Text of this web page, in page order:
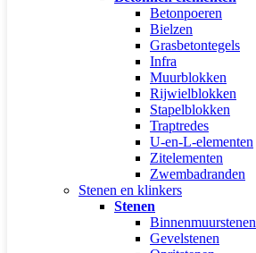
Betonpoeren
Bielzen
Grasbetontegels
Infra
Muurblokken
Rijwielblokken
Stapelblokken
Traptredes
U-en-L-elementen
Zitelementen
Zwembadranden
Stenen en klinkers
Stenen
Binnenmuurstenen
Gevelstenen